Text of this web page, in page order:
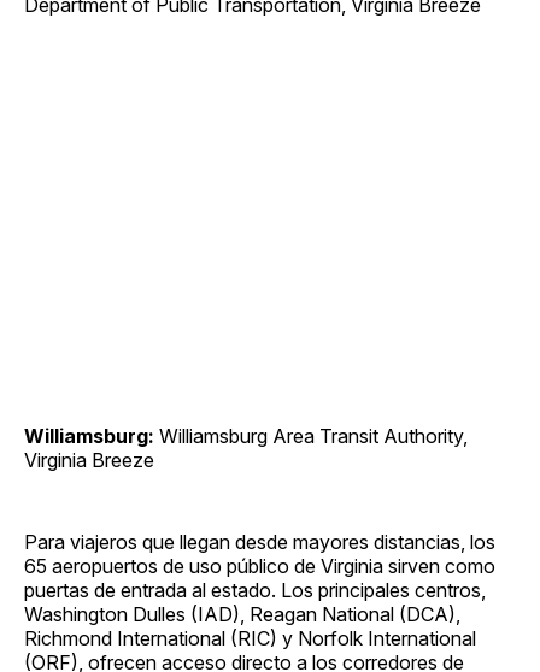
Williamsburg: Williamsburg Area Transit Authority,
Virginia Breeze
Para viajeros que llegan desde mayores distancias, los
65 aeropuertos de uso público de Virginia sirven como
puertas de entrada al estado. Los principales centros,
Washington Dulles (IAD), Reagan National (DCA),
Richmond International (RIC) y Norfolk International
(ORF), ofrecen acceso directo a los corredores de